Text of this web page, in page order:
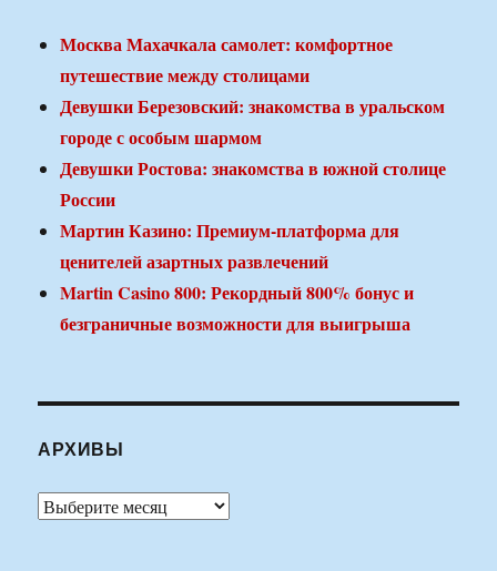
Москва Махачкала самолет: комфортное
путешествие между столицами
Девушки Березовский: знакомства в уральском
городе с особым шармом
Девушки Ростова: знакомства в южной столице
России
Мартин Казино: Премиум-платформа для
ценителей азартных развлечений
Martin Casino 800: Рекордный 800% бонус и
безграничные возможности для выигрыша
АРХИВЫ
Архивы